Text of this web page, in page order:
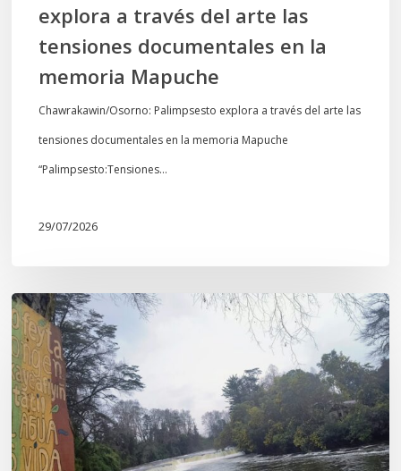
memoria
Mapuche
explora a través del arte las
tensiones documentales en la
memoria Mapuche
Chawrakawin/Osorno: Palimpsesto explora a través del arte las
tensiones documentales en la memoria Mapuche
“Palimpsesto:Tensiones…
29/07/2026
En
defensa
del
Salto
Donguil
y